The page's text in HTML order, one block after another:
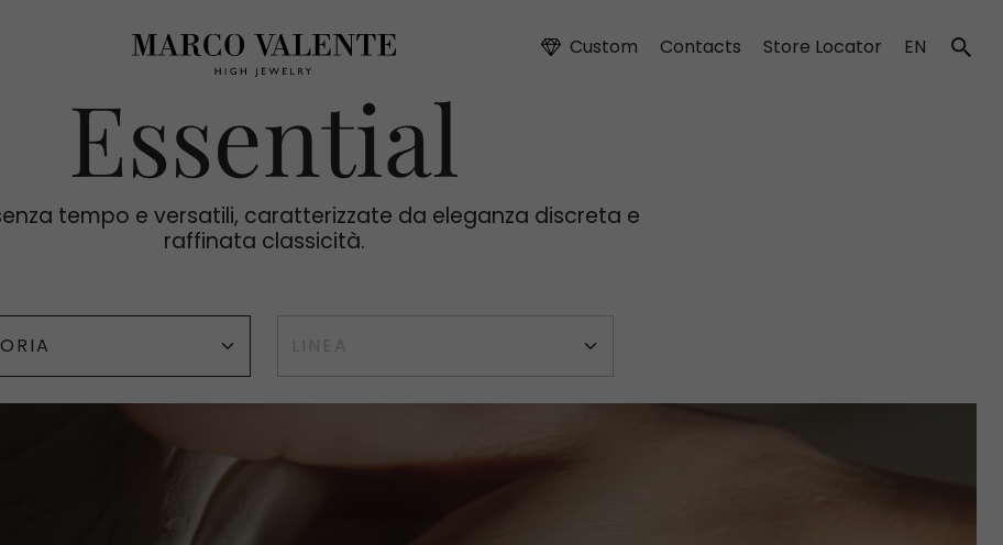
Custom Contacts Store Locator EN
Essential
tempo e versatili, caratterizzate da eleganza discreta e
raffinata classicità.